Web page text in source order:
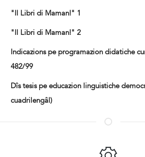
"Il Libri di Maman!" 1
"Il Libri di Maman!" 2
Indicazions pe programazion didatiche
482/99
Dîs tesis pe educazion linguistiche
cuadrilengâl)